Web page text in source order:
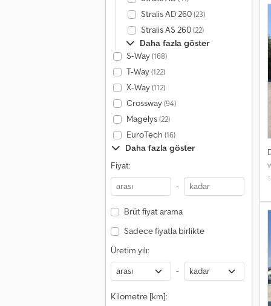
Stralis AD 260(23)
Stralis AS 260(22)
Daha fazla göster
S-Way(168)
T-Way(122)
X-Way(112)
Crossway(94)
Magelys(22)
EuroTech (16)
Daha fazla göster
Fiyat:
-
Brüt fiyat arama
Sadece fiyatla birlikte
Üretim yılı:
-
Kilometre [km]: